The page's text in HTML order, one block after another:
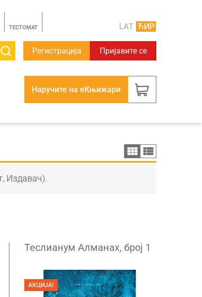
TЕСТОМАТ LAT ЋИР
Регистрација Пријавите се
Наручите на еКњижари
Издавач).
АКЦИЈА!
Теслианум Алманах, број 1